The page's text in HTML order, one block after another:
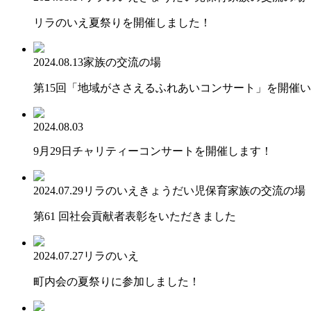
リラのいえ夏祭りを開催しました！
2024.08.13家族の交流の場
第15回「地域がささえるふれあいコンサート」を開催い
2024.08.03
9月29日チャリティーコンサートを開催します！
2024.07.29リラのいえ きょうだい児保育家族の交流の場
第61 回社会貢献者表彰をいただきました
2024.07.27リラのいえ
町内会の夏祭りに参加しました！